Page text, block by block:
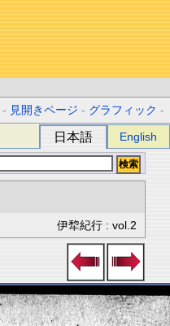
- 見開きページ - グラフィック -
日本語 English
伊犂紀行 : vol.2